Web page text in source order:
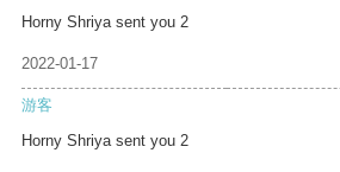
Horny Shriya sent you 2
2022-01-17
游客
Horny Shriya sent you 2